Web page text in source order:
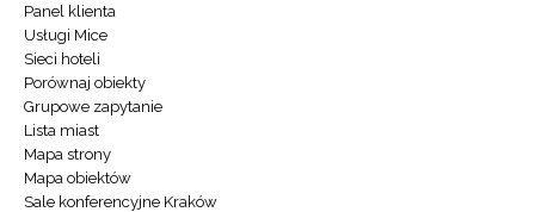
Panel klienta
Usługi Mice
Sieci hoteli
Porównaj obiekty
Grupowe zapytanie
Lista miast
Mapa strony
Mapa obiektów
Sale konferencyjne Kraków